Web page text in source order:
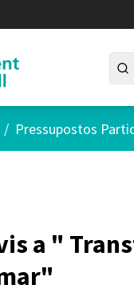
/ Pressupostos
a "